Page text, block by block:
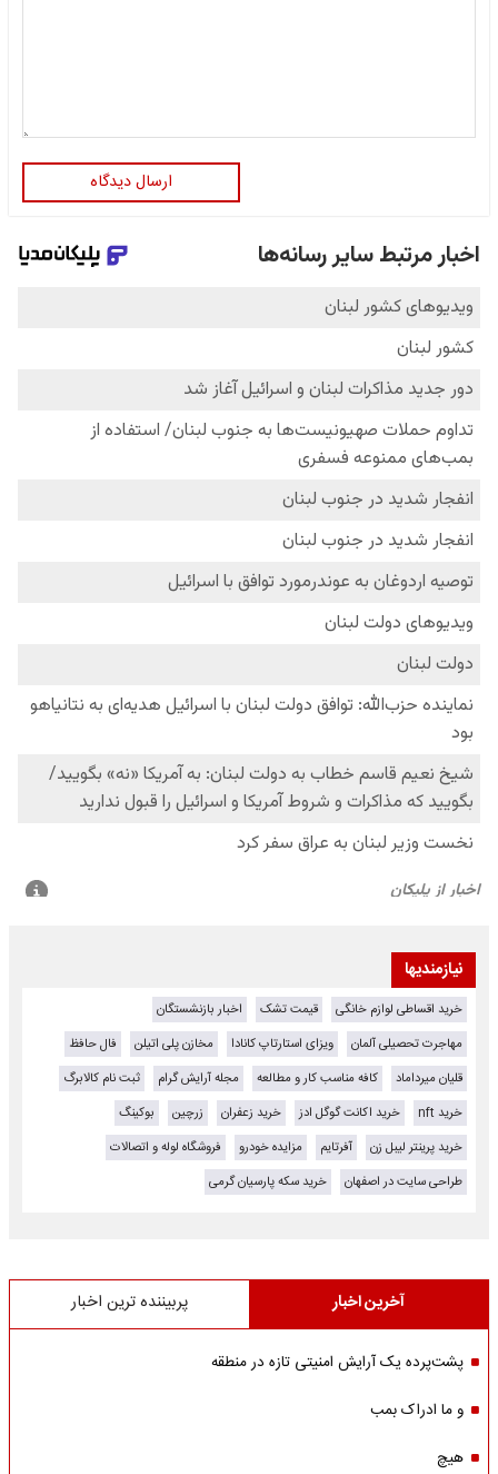
ارسال دیدگاه
نیازمندیها
خرید اقساطی لوازم خانگی قیمت تشک
اخبار بازنشستگان
مهاجرت تحصیلی آلمان
ویزای استارتاپ کانادا مخازن پلی اتیلن
فال حافظ
قلیان میرداماد
کافه مناسب کار و مطالعه مجله آرایش گرام
ثبت نام کالابرگ
خرید nft
خرید اکانت گوگل ادز خرید زعفران زرچین
بوکینگ
خرید پرینتر لیبل زن
آفرتایم مزایده خودرو
فروشگاه لوله و اتصالات
طراحی سایت در اصفهان
خرید سکه پارسیان گرمی
آخرین اخبار پربیننده ترین اخبار
پشت‌پرده یک آرایش امنیتی تازه در منطقه
و ما ادراک بمب
هیچ